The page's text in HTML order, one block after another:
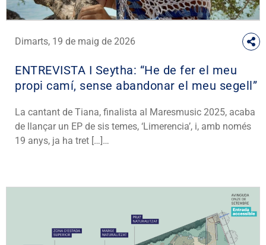
Dimarts, 19 de maig de 2026
ENTREVISTA I Seytha: “He de fer el meu
propi camí, sense abandonar el meu segell”
La cantant de Tiana, finalista al Maresmusic 2025, acaba
de llançar un EP de sis temes, ‘Limerencia’, i, amb només
19 anys, ja ha tret […]…